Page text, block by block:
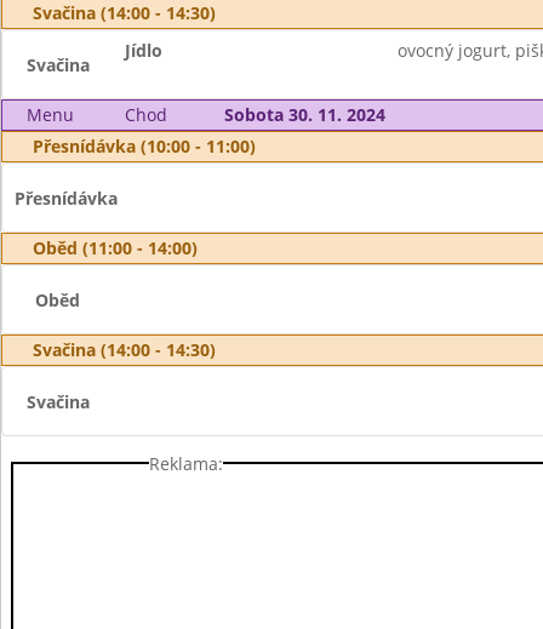
Svačina (14:00 - 14:30)
Svačina
Jídlo ovocný jogurt,
Menu Chod
Sobota 30. 11. 2024
Přesnídávka (10:00 - 11:00)
Přesnídávka
Oběd (11:00 - 14:00)
Oběd
Svačina (14:00 - 14:30)
Svačina
Reklama: